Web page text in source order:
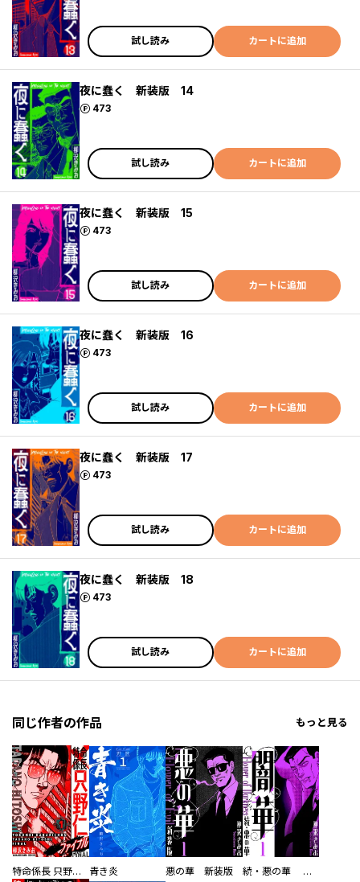
試し読み カートに追加
夜に蠢く 新装版 14
473
ポイント
試し読み カートに追加
夜に蠢く 新装版 15
473
ポイント
試し読み カートに追加
夜に蠢く 新装版 16
473
ポイント
試し読み カートに追加
夜に蠢く 新装版 17
473
ポイント
試し読み カートに追加
夜に蠢く 新装版 18
473
ポイント
試し読み カートに追加
同じ作者の作品 もっと見る
特命係長 只野仁ファイナル 愛蔵版 青き炎 悪の華 新装版 続・悪の華 闇華 新装版